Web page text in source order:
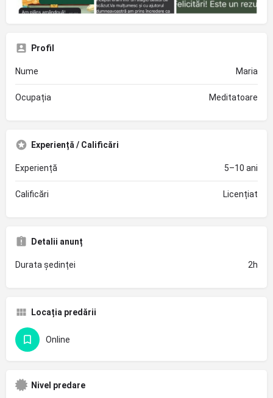
Profil
Nume Maria
Ocupația Meditatoare
Experiență / Calificări
Experiență 5–10 ani
Calificări Licențiat
Detalii anunț
Durata ședinței 2h
Locația predării
Online
Nivel predare